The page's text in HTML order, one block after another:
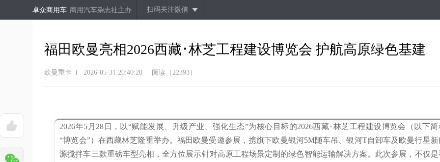
要
卓众商用车 商用汽车杂志社主办 扫码关注微信
福田欧曼亮相2026西藏･林芝工程建设博览会 护航高原绿色基建
欧曼重卡 2026-05-31 20:40:20 阅读（22393）
2026年5月28日，以“赋能发展、升级产业、强化生态”为核心目标的2026西藏･林芝工程建设博览会（以下简
“博览会”）在西藏林芝隆重举办。福田欧曼受邀参展，携旗下欧曼银河5M随车吊、银河T自卸车及欧曼行星新
源搅拌车三款重磅车型亮相，全方位展示针对高原工程场景定制的绿色智能运输解决方案。此次参展，不仅是